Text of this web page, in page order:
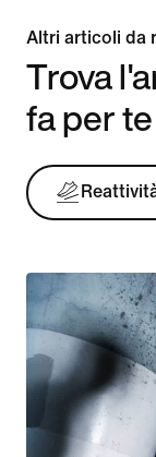
Altri articoli da
Trova
fa per te